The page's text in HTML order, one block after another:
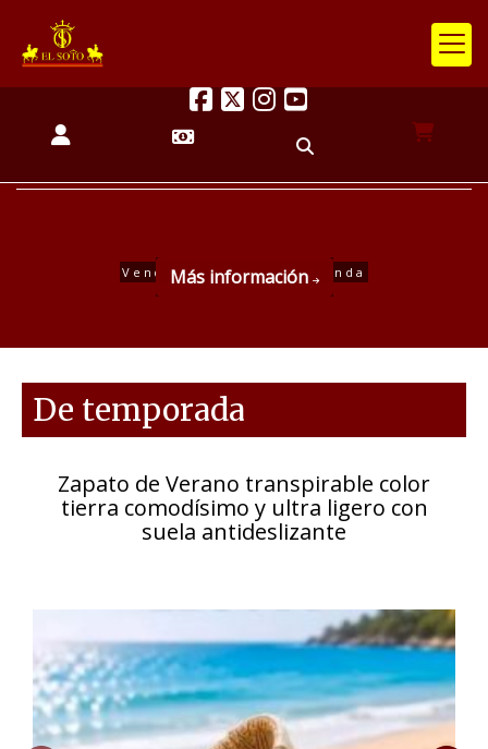
¿Quieres recibir las últimas novedades en tu e-mail?
Moda española de
De temporada
Zapato de Verano transpirable color
tierra comodísimo y ultra ligero con
suela antideslizante